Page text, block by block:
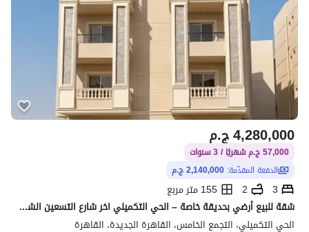
ج.م4,280,000
57,000 ج.م شهريًا / 3 سنوات
الدفعة المقدّمة: 2,140,000 ج.م
3
2
155 متر مربع
شقة للبيع أرضي بحديقة خاصة – الحي التكميلي اخر شارع التسعين الشمالي | استلام فوري
الحي التكميلي، التجمع الخامس، القاهرة الجديدة، القاهرة